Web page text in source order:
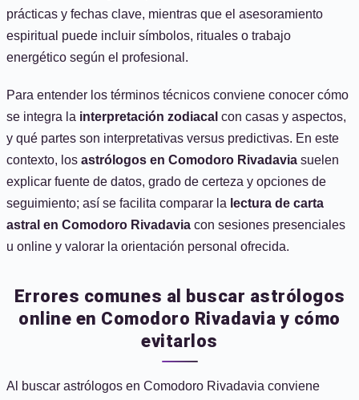
prácticas y fechas clave, mientras que el asesoramiento
espiritual puede incluir símbolos, rituales o trabajo
energético según el profesional.
Para entender los términos técnicos conviene conocer cómo
se integra la interpretación zodiacal con casas y aspectos,
y qué partes son interpretativas versus predictivas. En este
contexto, los astrólogos en Comodoro Rivadavia suelen
explicar fuente de datos, grado de certeza y opciones de
seguimiento; así se facilita comparar la lectura de carta
astral en Comodoro Rivadavia con sesiones presenciales
u online y valorar la orientación personal ofrecida.
Errores comunes al buscar astrólogos
online en Comodoro Rivadavia y cómo
evitarlos
Al buscar astrólogos en Comodoro Rivadavia conviene